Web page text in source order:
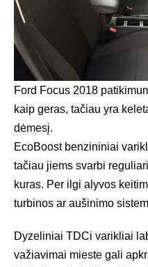
Ford Focus 2018
kaip geras, tačiau yra
dėmesį.
EcoBoost benzininiai
tačiau jiems svarbi
kuras. Per ilgi alyvos
turbinos ar aušinimo
Dyzeliniai TDCi varikliai
važiavimai mieste gali